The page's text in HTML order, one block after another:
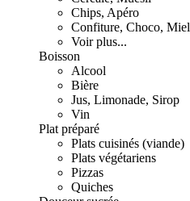
Chips, Apéro
Confiture, Choco, Miel
Voir plus...
Boisson
Alcool
Bière
Jus, Limonade, Sirop
Vin
Plat préparé
Plats cuisinés (viande)
Plats végétariens
Pizzas
Quiches